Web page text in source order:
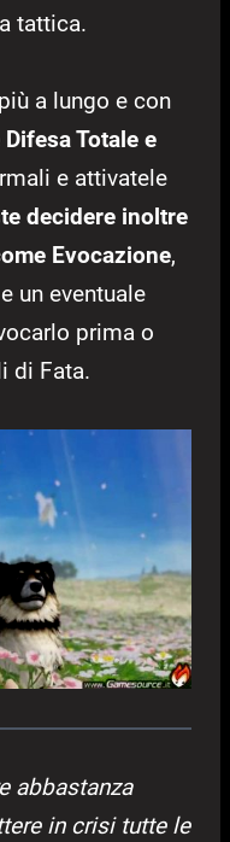
tattica.
a lungo e con
Totale e
e attivatele
decidere inoltre
Evocazione,
un eventuale
prima o
di Fata.
abbastanza
in crisi tutte le